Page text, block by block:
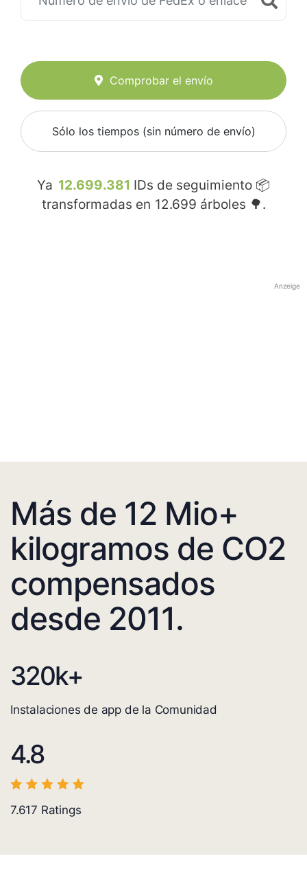
Comprobar el envío
Sólo los tiempos (sin número de envío)
Ya 12.699.381 IDs de seguimiento 📦
transformadas en 12.699 árboles 🌳.
Anzeige
Más de 12 Mio+
kilogramos de CO2
compensados
desde 2011.
320k+
Instalaciones de app de la Comunidad
4.8
7.617 Ratings